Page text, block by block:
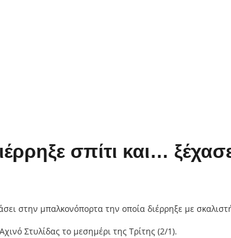
σπίτι και…
στην μπαλκονόπορτα την οποία διέρρηξε με
Στυλίδας το μεσημέρι της Τρίτης (2/1).